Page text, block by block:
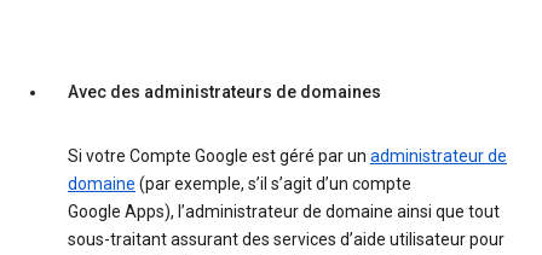
Avec des administrateurs de domaines
Si votre Compte Google est géré par un administrateur de
domaine (par exemple, s’il s’agit d’un compte
Google Apps), l’administrateur de domaine ainsi que tout
sous-traitant assurant des services d’aide utilisateur pour